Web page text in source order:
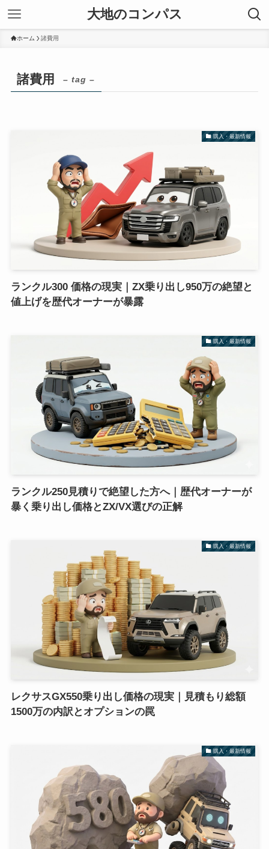
大地のコンパス
ホーム 諸費用
諸費用 – tag –
購入・最新情報
ランクル300 価格の現実｜ZX乗り出し950万の絶望と
値上げを歴代オーナーが暴露
購入・最新情報
ランクル250見積りで絶望した方へ｜歴代オーナーが
暴く乗り出し価格とZX/VX選びの正解
購入・最新情報
レクサスGX550乗り出し価格の現実｜見積もり総額
1500万の内訳とオプションの罠
購入・最新情報